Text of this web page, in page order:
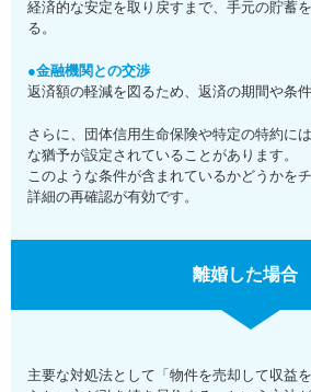
経済的な安定を取り戻すまで、手元の貯蓄
る。
●金融機関との交渉
返済額の軽減を図るため、返済の期間や条
さらに、団体信用生命保険や特定の特約に
な猶予が設定されていることがあります。
このような条件が含まれているかどうかを
詳細の再確認が有効です。
離婚した場合
主要な対処法として「物件を売却して収益